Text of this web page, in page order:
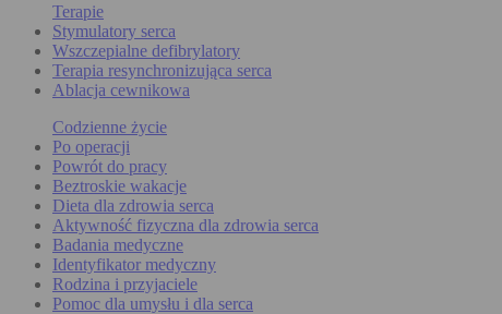
Terapie
Stymulatory serca
Wszczepialne defibrylatory
Terapia resynchronizująca serca
Ablacja cewnikowa
Codzienne życie
Po operacji
Powrót do pracy
Beztroskie wakacje
Dieta dla zdrowia serca
Aktywność fizyczna dla zdrowia serca
Badania medyczne
Identyfikator medyczny
Rodzina i przyjaciele
Pomoc dla umysłu i dla serca